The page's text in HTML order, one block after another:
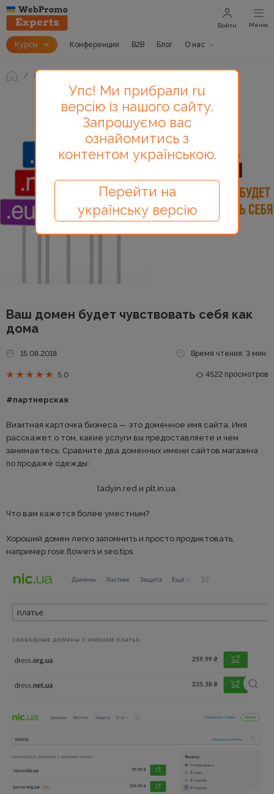
Курсы Конференции B2B Блог О нас
Войти Меню
Блог
Ваш домен будет чувствовать себя как
дома
15.08.2018 Время чтения: 3 мин.
5.0 4522 просмотров
#партнерская
Визитная карточка бизнеса — это доменное имя сайта. Имя
расскажет о том, какие услуги вы предоставляете и чем
занимаетесь. Сравните два доменных имени сайтов магазина
по продаже одежды:
ladyin.red и plt.in.ua.
Что вам кажется более уместным?
Хороший домен легко запомнить и просто продиктовать,
например rose.flowers и seo.tips.
Упс! Ми прибрали ru
версію із нашого сайту.
Запрошуємо вас
ознайомитись з
контентом українською.
Перейти на
українську версію